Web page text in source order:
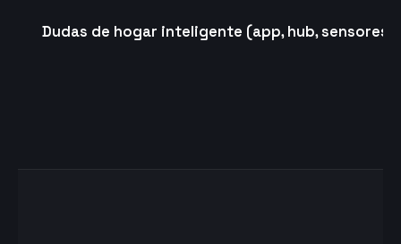
Dudas de hogar inteligente (app, hub, sensores)